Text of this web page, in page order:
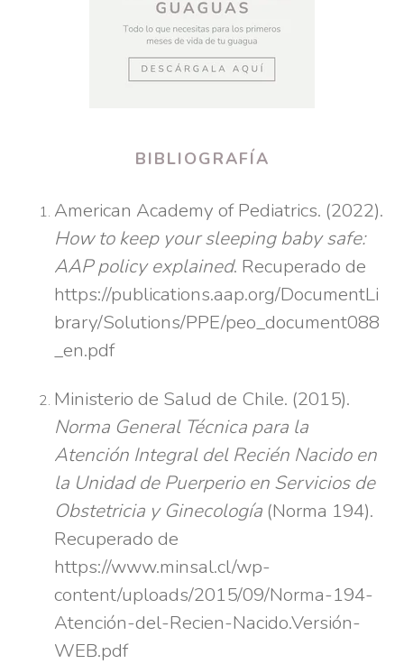
BIBLIOGRAFÍA
American Academy of Pediatrics. (2022).
How to keep your sleeping baby safe:
AAP policy explained. Recuperado de
https://publications.aap.org/DocumentLi
brary/Solutions/PPE/peo_document088
_en.pdf
Ministerio de Salud de Chile. (2015).
Norma General Técnica para la
Atención Integral del Recién Nacido en
la Unidad de Puerperio en Servicios de
Obstetricia y Ginecología (Norma 194).
Recuperado de
https://www.minsal.cl/wp-
content/uploads/2015/09/Norma-194-
Atención-del-Recien-Nacido.Versión-
WEB.pdf